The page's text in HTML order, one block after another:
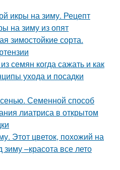
икры на зиму. Рецепт
на зиму из опят
зимостойкие сорта.
семян когда сажать и как
ухода и посадки
Семенной способ
лиатриса в открытом
Этот цветок, похожий на
–красота все лето